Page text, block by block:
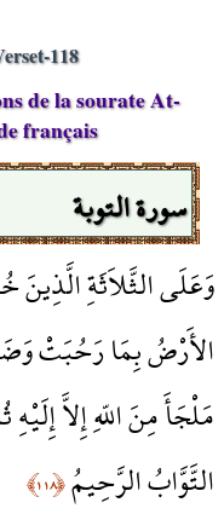
118
de la sourate At-
français
سورة التوبة
وَعَلَى الثَّلاَثَةِ
الأَرْضُ بِمَا رَحُبَتْ
مَلْجَأَ مِنَ اللّهِ إِلاَّ
التَّوَّابُ الرَّحِيمُ﴿١١٨﴾